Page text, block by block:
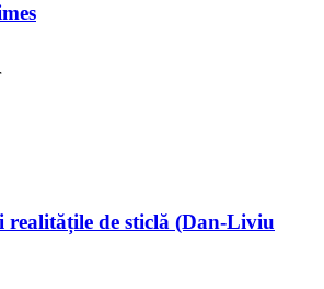
realitățile de sticlă (Dan-Liviu